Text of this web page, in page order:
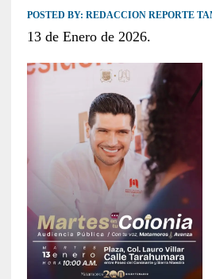
POSTED BY: REDACCION REPORTE
13 de Enero de 2026.